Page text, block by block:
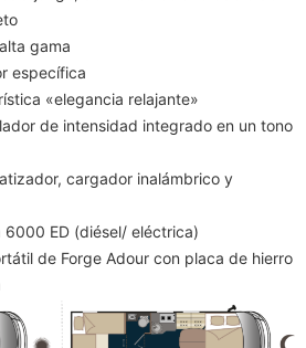
gama
específica
«elegancia relajante»
de intensidad integrado en un tono
cargador inalámbrico y
6000 ED (diésel/ eléctrica)
de Forge Adour con placa de hierro